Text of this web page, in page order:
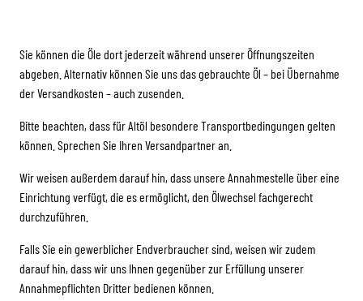
Sie können die Öle dort jederzeit während unserer Öffnungszeiten
abgeben. Alternativ können Sie uns das gebrauchte Öl – bei Übernahme
der Versandkosten – auch zusenden.
Bitte beachten, dass für Altöl besondere Transportbedingungen gelten
können. Sprechen Sie Ihren Versandpartner an.
Wir weisen außerdem darauf hin, dass unsere Annahmestelle über eine
Einrichtung verfügt, die es ermöglicht, den Ölwechsel fachgerecht
durchzuführen.
Falls Sie ein gewerblicher Endverbraucher sind, weisen wir zudem
darauf hin, dass wir uns Ihnen gegenüber zur Erfüllung unserer
Annahmepflichten Dritter bedienen können.